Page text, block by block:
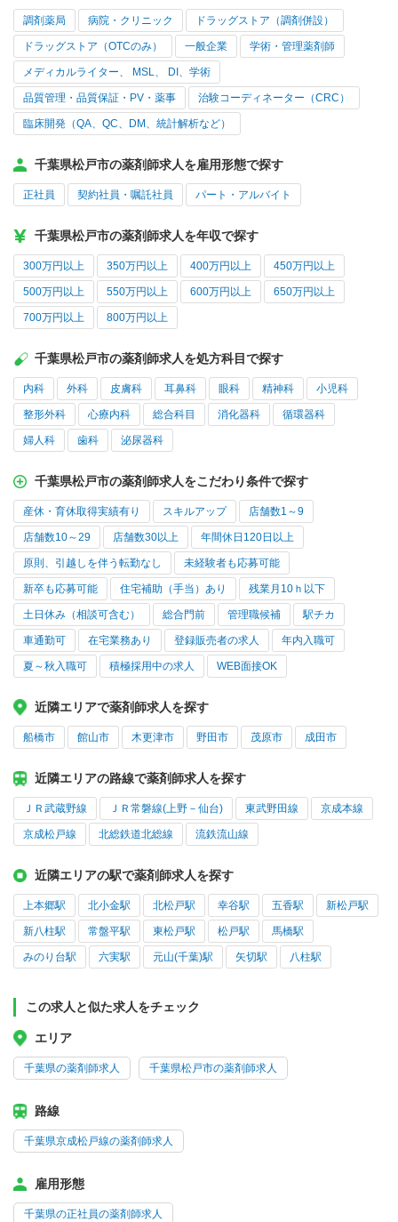
調剤薬局 病院・クリニック ドラッグストア（調剤併設）
ドラッグストア（OTCのみ） 一般企業 学術・管理薬剤師
メディカルライター、 MSL、 DI、学術
品質管理・品質保証・PV・薬事 治験コーディネーター（CRC）
臨床開発（QA、QC、DM、統計解析など）
千葉県松戸市の薬剤師求人を雇用形態で探す
正社員 契約社員・嘱託社員 パート・アルバイト
千葉県松戸市の薬剤師求人を年収で探す
300万円以上 350万円以上 400万円以上 450万円以上
500万円以上 550万円以上 600万円以上 650万円以上
700万円以上 800万円以上
千葉県松戸市の薬剤師求人を処方科目で探す
内科 外科 皮膚科 耳鼻科 眼科 精神科 小児科
整形外科 心療内科 総合科目 消化器科 循環器科
婦人科 歯科 泌尿器科
千葉県松戸市の薬剤師求人をこだわり条件で探す
産休・育休取得実績有り スキルアップ 店舗数1～9
店舗数10～29 店舗数30以上 年間休日120日以上
原則、引越しを伴う転勤なし 未経験者も応募可能
新卒も応募可能 住宅補助（手当）あり 残業月10ｈ以下
土日休み（相談可含む） 総合門前 管理職候補 駅チカ
車通勤可 在宅業務あり 登録販売者の求人 年内入職可
夏～秋入職可 積極採用中の求人 WEB面接OK
近隣エリアで薬剤師求人を探す
船橋市 館山市 木更津市 野田市 茂原市 成田市
近隣エリアの路線で薬剤師求人を探す
ＪＲ武蔵野線 ＪＲ常磐線(上野－仙台) 東武野田線 京成本線
京成松戸線 北総鉄道北総線 流鉄流山線
近隣エリアの駅で薬剤師求人を探す
上本郷駅 北小金駅 北松戸駅 幸谷駅 五香駅 新松戸駅
新八柱駅 常盤平駅 東松戸駅 松戸駅 馬橋駅
みのり台駅 六実駅 元山(千葉)駅 矢切駅 八柱駅
この求人と似た求人をチェック
エリア
千葉県の薬剤師求人 千葉県松戸市の薬剤師求人
路線
千葉県京成松戸線の薬剤師求人
雇用形態
千葉県の正社員の薬剤師求人